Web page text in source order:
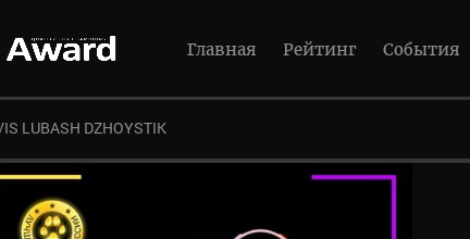
Главная Рейтинг События
LUBASH DZHOYSTIK